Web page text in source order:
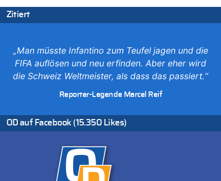
Politischer Eklat bei der Gedenkfeier in Marcinelle – Meloni:
„Schwerwiegende und beschämende Geste“
„Schwerwiegende und beschämende Geste“
09.08.2026 - 10:07 von erbo zu
Leipzig, Mechernich und die Frage: Wer steckt hinter den
Drohnen mit Strengstoff? War es Russland?
09.08.2026 - 09:53 von schlechtmensch zu
„Schwerwiegende und beschämende Geste“
09.08.2026 - 09:39 von Punkt 12 zu
„Schwerwiegende und beschämende Geste“
09.08.2026 - 09:34 von Marcel Scholzen Eimerscheid zu
Leipzig, Mechernich und die Frage: Wer steckt hinter den
Zitiert
„Man müsste Infantino zum Teufel jagen und die
FIFA auflösen und neu erfinden. Aber eher wird
die Schweiz Weltmeister, als dass das passiert.“
Reporter-Legende Marcel Reif
OD auf Facebook (15.350 Likes)